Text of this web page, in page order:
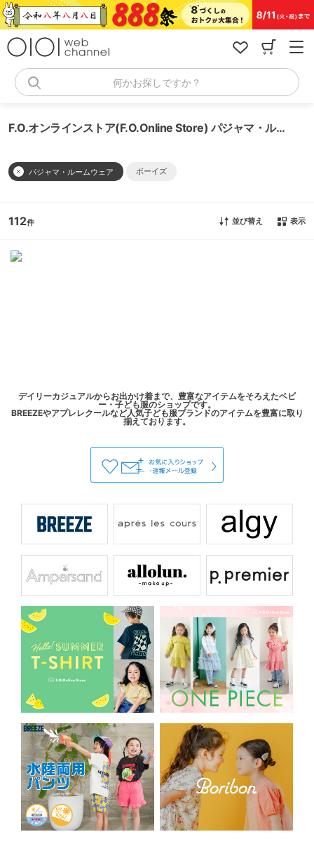
コ
ン
何かお探しですか？
F.O.オンラインストア(F.O.Online Store) パジャマ・ルームウェア
パジャマ・ルームウェア ボーイズ
112 並び替え 表示
デイリーカジュアルからお出かけ着まで、豊富なアイテムをそろえたベビ
ー・子ども服のショップです。
BREEZEやアプレレクールなど人気子ども服ブランドのアイテムを豊富に取り